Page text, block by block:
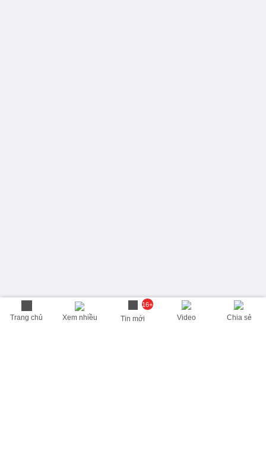
Trang chủ Xem nhiều
16+
Tin mới Video Chia sẻ